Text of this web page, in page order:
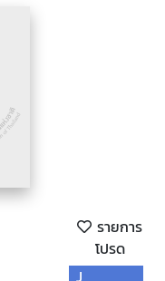
รายการ
โปรด